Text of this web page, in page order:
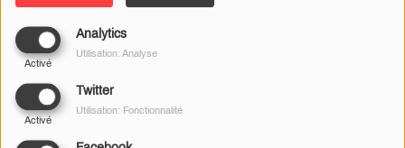
Analytics
Activé
Utilisation: Analyse
Twitter
Activé
Utilisation: Fonctionnalité
Radio Numéro 1- Dans le cadre de l’entretien régulier du
aérienne des lignes moyenne tension (20 000 volts) sur
l’ensemble du territoire communal.